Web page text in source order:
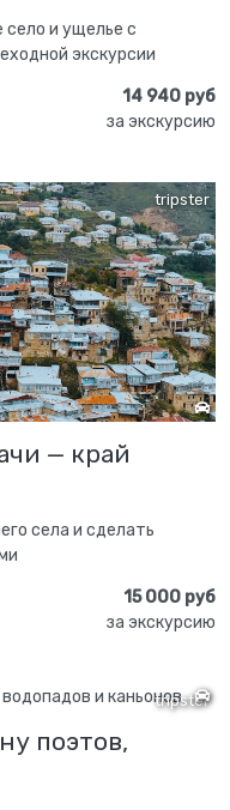
село и ущелье с
экскурсии
14 940 руб
за экскурсию
tripster
— край
села и сделать
15 000 руб
за экскурсию
tripster
поэтов,